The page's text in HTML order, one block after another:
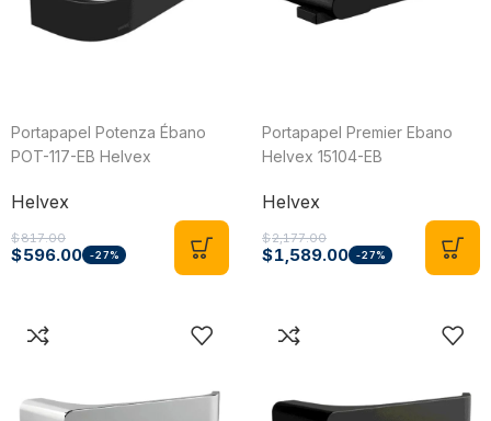
Portapapel Potenza Ébano
POT-117-EB Helvex
Helvex
$817.00
$596.00 -27%
Portapapel Premier Ebano
Helvex 15104-EB
Helvex
$2,177.00
$1,589.00 -27%